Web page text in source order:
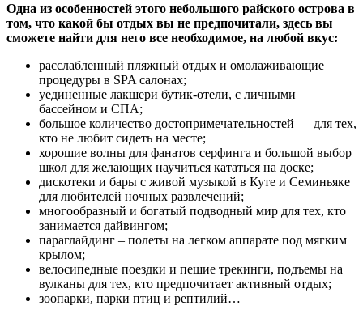
Одна из особенностей этого небольшого райского острова в
том, что какой бы отдых вы не предпочитали, здесь вы
сможете найти для него все необходимое, на любой вкус:
расслабленный пляжный отдых и омолаживающие
процедуры в SPA салонах;
уединенные лакшери бутик-отели, с личными
бассейном и СПА;
большое количество достопримечательностей — для тех,
кто не любит сидеть на месте;
хорошие волны для фанатов серфинга и большой выбор
школ для желающих научиться кататься на доске;
дискотеки и бары с живой музыкой в Куте и Семиньяке
для любителей ночных развлечений;
многообразный и богатый подводный мир для тех, кто
занимается дайвингом;
параглайдинг – полеты на легком аппарате под мягким
крылом;
велосипедные поездки и пешие трекинги, подъемы на
вулканы для тех, кто предпочитает активный отдых;
зоопарки, парки птиц и рептилий…